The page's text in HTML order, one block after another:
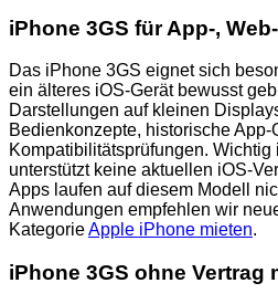
iPhone 3GS für App-,
Das iPhone 3GS eignet sich
ein älteres iOS-Gerät bewusst
Darstellungen auf kleinen
Bedienkonzepte, historische App-
Kompatibilitätsprüfungen.
unterstützt keine aktuellen iOS-
Apps laufen auf diesem Modell
Anwendungen empfehlen wir
KategorieApple iPhone mieten.
iPhone 3GS ohne Vertrag